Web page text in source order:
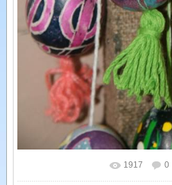
У реальному розмірі
1917 0